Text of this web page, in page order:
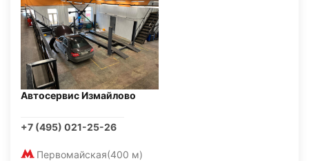
Автосервис Измайлово
+7 (495) 021-25-26
Первомайская(400 м)